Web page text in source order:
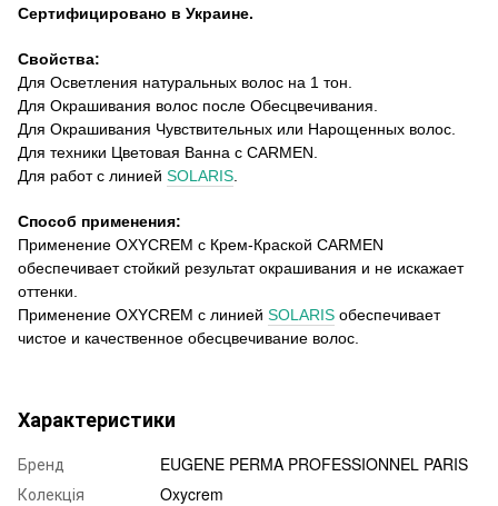
Сертифицировано в Украине.
Свойства:
Для Осветления натуральных волос на 1 тон
Для Окрашивания волос после Обесцвечивания
Для Окрашивания Чувствительных или Нарощенных волос
Для техники Цветовая Ванна с CARMEN
Для работ с линией SOLARIS
Способ применения:
Применение OXYCREM с Крем-Краской CARMEN
обеспечивает стойкий результат окрашивания и не искажает
оттенки.
Применение OXYCREM с линией SOLARIS обеспечивает
чистое и качественное обесцвечивание волос.
Характеристики
Бренд
EUGENE PERMA PROFESSIONNEL PARIS
Колекція
Oxycrem